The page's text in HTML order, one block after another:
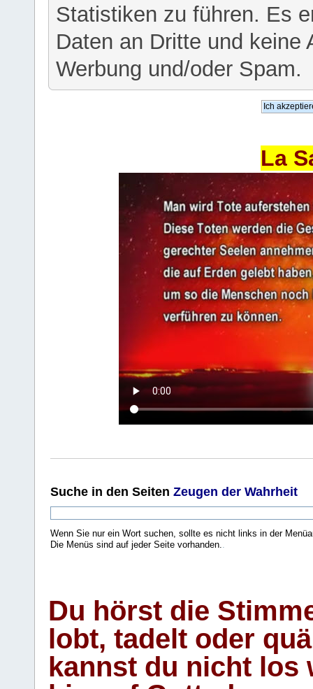
Statistiken zu führen. Es
Daten an Dritte und keine
Werbung und/oder Spam.
La
Suche in den Seiten Zeugen der Wahrheit
Wenn Sie nur ein Wort suchen, sollte es nicht links in der
Die Menüs sind auf jeder Seite vorhanden..
Du hörst die
lobt, tadelt oder
kannst du nicht los